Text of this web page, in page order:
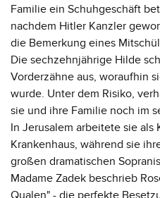
Familie ein Schuhgeschäft
nachdem Hitler Kanzler
die Bemerkung eines
Die sechzehnjährige Hilde
Vorderzähne aus, woraufhin
wurde. Unter dem Risiko,
sie und ihre Familie noch im
In Jerusalem arbeitete sie als
Krankenhaus, während sie
großen dramatischen
Madame Zadek beschrieb
Qualen" - die perfekte